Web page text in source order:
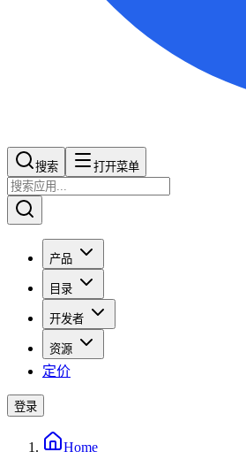
搜索​​​​ 打开菜单
产品
目录
开发者
资源
定价
登录
Home